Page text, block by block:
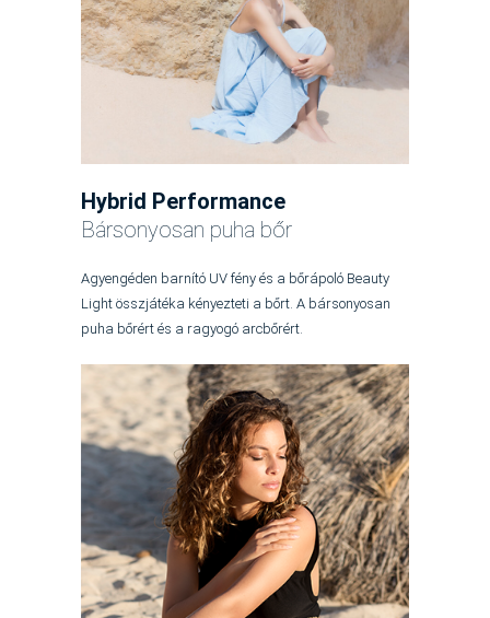
Hybrid Performance
Bársonyosan puha bőr
Agyengéden barnító UV fény és a bőrápoló Beauty
Light összjátéka kényezteti a bőrt. A bársonyosan
puha bőrért és a ragyogó arcbőrért.